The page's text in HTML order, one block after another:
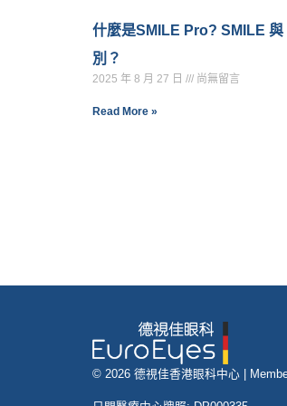
什麼是SMILE Pro? SMILE
別？
2025 年 8 月 27 日 尚無留言
Read More »
© 2026 德視佳香港眼科中心 |